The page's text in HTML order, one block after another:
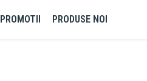
PROMOTII PRODUSE NOI